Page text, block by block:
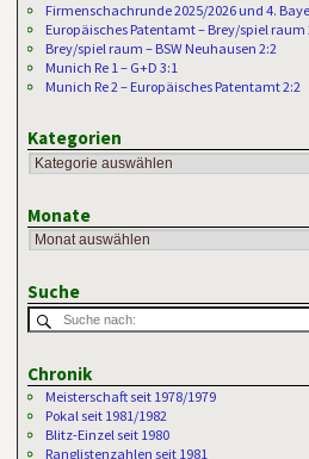
Firmenschachrunde 2025/2026 und 4.
Europäisches Patentamt – Brey/spiel raum
Brey/spiel raum – BSW Neuhausen 2:2
Munich Re 1 – G+D 3:1
Munich Re 2 – Europäisches Patentamt 2:2
Kategorien
Monate
Suche
Chronik
Meisterschaft seit 1978/1979
Pokal seit 1981/1982
Blitz-Einzel seit 1980
Ranglistenzahlen seit 1981